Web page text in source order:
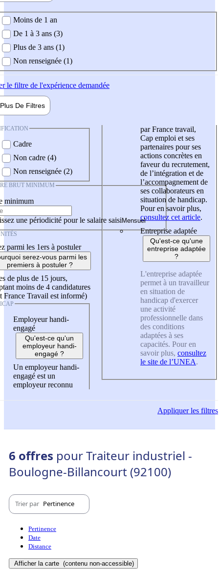
demandée
Moins de 1 an
De 1 à 3 ans (3)
Plus de 3 ans (1)
Non renseignée (1)
le filtre de l'expérience demandée
Plus De Filtres
Cadre
Non cadre (4)
Non renseignée (2)
BRUT MINIMUM
minimum
une périodicité pour le salaire saisi
parmi les 1ers à postuler
serez-vous parmi les
premiers à postuler ?
de plus de 15 jours,
moins de 4 candidatures
France Travail est informé)
Employeur handi-
engagé
Qu'est-ce qu'un
employeur handi-
engagé ?
Un employeur handi-
engagé est un
employeur reconnu
par France travail,
Cap emploi et ses
partenaires pour ses
actions concrètes en
faveur du recrutement,
de l’intégration et de
l’accompagnement de
ses collaborateurs en
situation de handicap.
Pour en savoir plus,
consultez cet article.
Entreprise adaptée
Qu'est-ce qu'une
entreprise adaptée
?
L'entreprise adaptée
permet à un travailleur
en situation de
handicap d'exercer
une activité
professionnelle dans
des conditions
adaptées à ses
capacités. Pour en
savoir plus, consultez
le site de l’UNEA.
Appliquerles filtres
6 offres pour Traiteur industriel -
Boulogne-Billancourt (92100)
Trier par Pertinence
Pertinence
Date
Distance
Afficher la carte (contenu non-accessible)